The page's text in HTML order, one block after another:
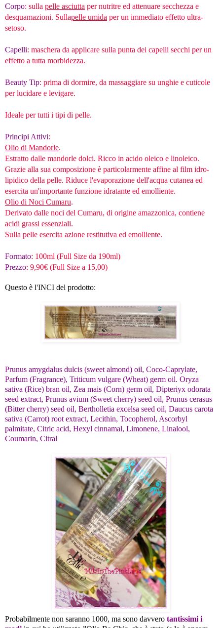
Corpo: sulla pelle asciutta per nutritre ed attenuare secchezza e
desquamazioni. Sullapelle umida per un immediato effetto ultra-
setoso.
Capelli: maschera da applicare sulla punta dei capelli secchi per un
effetto a tutta morbidezza.
Beauty Tip: prima di dormire, da massaggiare su unghie e cuticole
per lucidare e levigare.
Ideale per tutti i tipi di pelle.
Principi Attivi:
Olio di Mandorle.
Estratto dalle mandorle dolci. Ricco in acido oleico e linoleico.
Grazie alla sua composizione è particolarmente affine al film idro-
lipidico della pelle. Riduce l'evaporazione dell'acqua cutanea ed
esercita un'importante funzione idratante ed emolliente.
Olio di Noci Cumaru.
Derivato dalle noci del Cumaru, di origine amazzonica, contiene
acidi grassi essenziali.
Sulla pelle esercita azione restitutiva ed emolliente.
Formato: 100ml (Full Size da 190ml)
Prezzo: 9,90€ (Full Size a 15,00)
Questo è l'INCI del prodotto:
Prunus amygdalus dulcis (sweet almond) oil, Coco-Caprylate,
Parfum (Fragrance), Triticum vulgare (Wheat) germ oil. Oryza
sativa (Rice) bran oil, Zea mais (Corn) germ oil, Dipteriyx odorata
seed extract, Prunus avium (Sweet cherry) seed oil, Prunus cerasus
(Bitter cherry) seed oil, Bertholletia excelsa seed oil, Daucus carota
sativa (Carrot) root extract, Lecithin, Tocopherol, Ascorbyl
palmitate, Citric acid, Hexyl cinnamal, Limonene, Linalool,
Coumarin, Citral
Probabilmente non saranno 1000, ma sono davvero tantissimi i